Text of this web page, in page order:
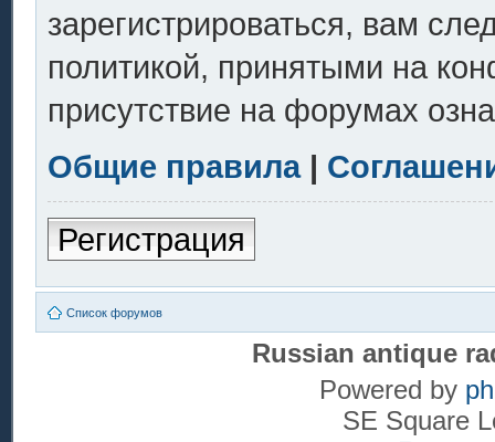
зарегистрироваться, вам
политикой, принятыми на
присутствие на форумах
Общие правила|
Регистрация
Список форумов
Russian antique
Powered by
SE Square